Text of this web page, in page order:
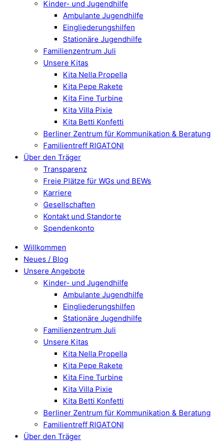
Kinder- und Jugendhilfe
Ambulante Jugendhilfe
Eingliederungshilfen
Stationäre Jugendhilfe
Familienzentrum Juli
Unsere Kitas
Kita Nella Propella
Kita Pepe Rakete
Kita Fine Turbine
Kita Villa Pixie
Kita Betti Konfetti
Berliner Zentrum für Kommunikation & Beratung
Familientreff RIGATONI
Über den Träger
Transparenz
Freie Plätze für WGs und BEWs
Karriere
Gesellschaften
Kontakt und Standorte
Spendenkonto
Willkommen
Neues / Blog
Unsere Angebote
Kinder- und Jugendhilfe
Ambulante Jugendhilfe
Eingliederungshilfen
Stationäre Jugendhilfe
Familienzentrum Juli
Unsere Kitas
Kita Nella Propella
Kita Pepe Rakete
Kita Fine Turbine
Kita Villa Pixie
Kita Betti Konfetti
Berliner Zentrum für Kommunikation & Beratung
Familientreff RIGATONI
Über den Träger